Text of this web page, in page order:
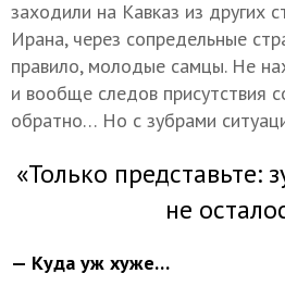
заходили на Кавказ из других
Ирана, через сопредельные
правило, молодые самцы. Не
и вообще следов присутствия
обратно… Но с зубрами
«Только представьте:
не
— Куда уж хуже…